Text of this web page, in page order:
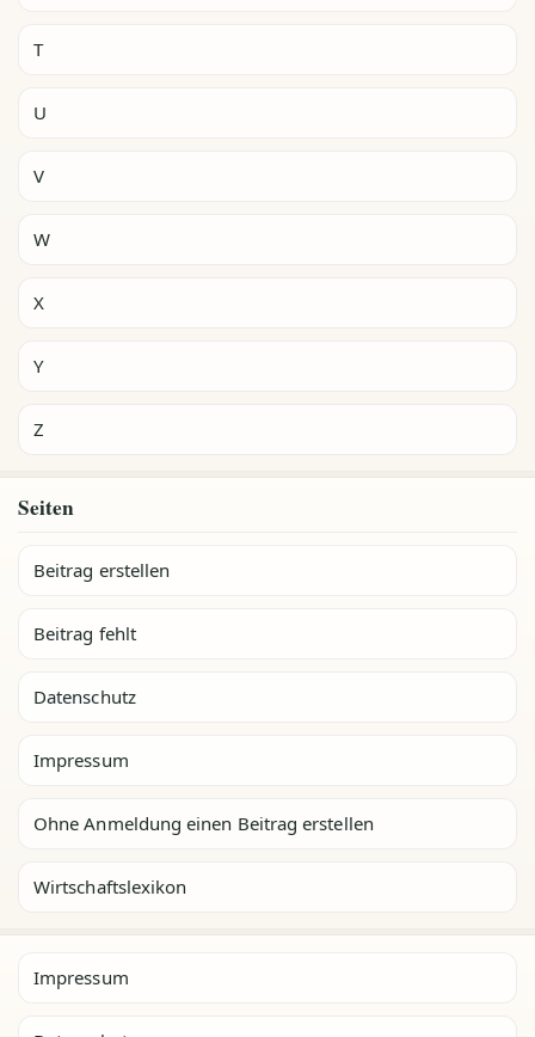
T
U
V
W
X
Y
Z
Seiten
Beitrag erstellen
Beitrag fehlt
Datenschutz
Impressum
Ohne Anmeldung einen Beitrag erstellen
Wirtschaftslexikon
Impressum